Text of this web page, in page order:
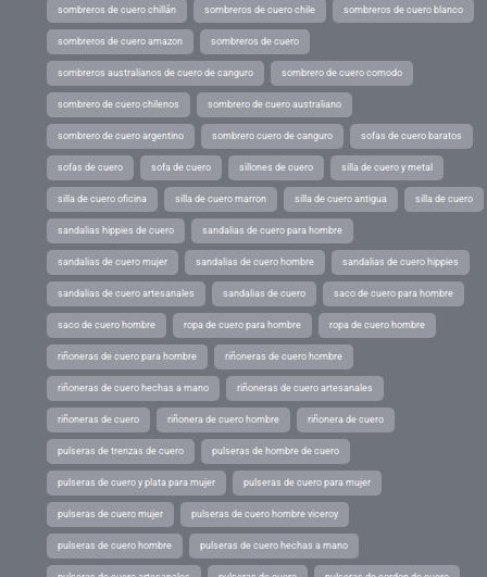
sombreros de cuero chillán sombreros de cuero chile sombreros de cuero blanco
sombreros de cuero amazon sombreros de cuero
sombreros australianos de cuero de canguro sombrero de cuero comodo
sombrero de cuero chilenos sombrero de cuero australiano
sombrero de cuero argentino sombrero cuero de canguro sofas de cuero baratos
sofas de cuero sofa de cuero sillones de cuero silla de cuero y metal
silla de cuero oficina silla de cuero marron silla de cuero antigua silla de cuero
sandalias hippies de cuero sandalias de cuero para hombre
sandalias de cuero mujer sandalias de cuero hombre sandalias de cuero hippies
sandalias de cuero artesanales sandalias de cuero saco de cuero para hombre
saco de cuero hombre ropa de cuero para hombre ropa de cuero hombre
riñoneras de cuero para hombre riñoneras de cuero hombre
riñoneras de cuero hechas a mano riñoneras de cuero artesanales
riñoneras de cuero riñonera de cuero hombre riñonera de cuero
pulseras de trenzas de cuero pulseras de hombre de cuero
pulseras de cuero y plata para mujer pulseras de cuero para mujer
pulseras de cuero mujer pulseras de cuero hombre viceroy
pulseras de cuero hombre pulseras de cuero hechas a mano